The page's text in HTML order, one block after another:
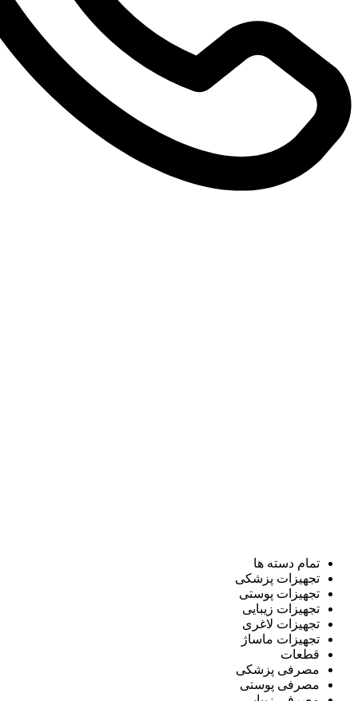
تمام دسته ها
تجهیزات پزشکی
تجهیزات پوستی
تجهیزات زیبایی
تجهیزات لاغری
تجهیزات ماساژ
قطعات
مصرفی پزشکی
مصرفی پوستی